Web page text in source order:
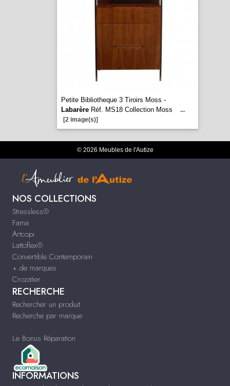
Petite Bibliotheque 3 Tiroirs Moss -
LabarèreRéf. MS18 Collection Moss
...
[2 image(s)]
© 2026 Meubles de l'Autize
NOS COLLECTIONS
Stressless®
Fama
Artcopi
Lattoflex®
Convertible Contemporain
+ de marques
Crozatier
RECHERCHE
Rechercher un produit
Recherche par marque
Le Bonus Réparation
INFORMATIONS